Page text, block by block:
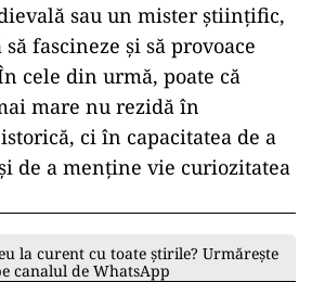
sau un mister științific,
fascineze și să provoace
cele din urmă, poate că
mare nu rezidă în
ci în capacitatea de a
de a menține vie curiozitatea
la curent cu toate știrile? Urmărește
canalul de WhatsApp